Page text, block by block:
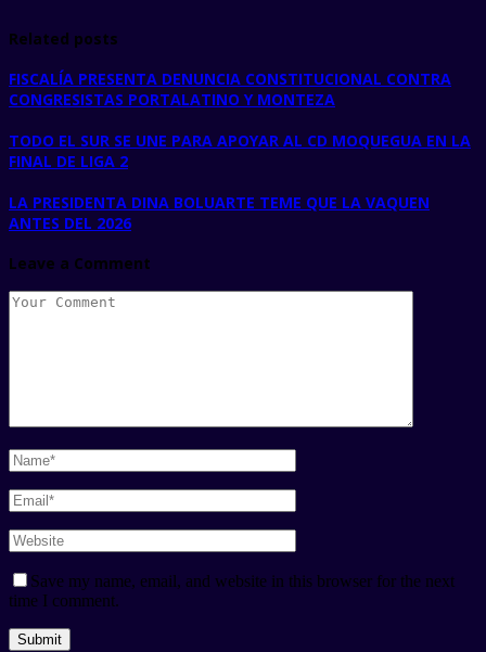
Related posts
FISCALÍA PRESENTA DENUNCIA CONSTITUCIONAL CONTRA
CONGRESISTAS PORTALATINO Y MONTEZA
TODO EL SUR SE UNE PARA APOYAR AL CD MOQUEGUA EN LA
FINAL DE LIGA 2
LA PRESIDENTA DINA BOLUARTE TEME QUE LA VAQUEN
ANTES DEL 2026
Leave a Comment
Save my name, email, and website in this browser for the next
time I comment.